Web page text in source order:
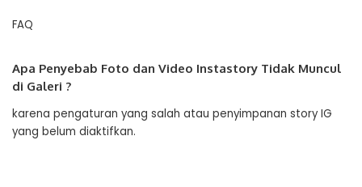
FAQ
Apa Penyebab Foto dan Video Instastory Tidak Muncul
di Galeri ?
karena pengaturan yang salah atau penyimpanan story IG
yang belum diaktifkan.